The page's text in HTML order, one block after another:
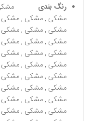
رنگ بندی
مشکی , مشکی ,
مشکی , مشکی ,
مشکی , مشکی ,
مشکی , مشکی ,
مشکی , مشکی ,
مشکی , مشکی ,
مشکی , مشکی ,
مشکی , مشکی ,
مشکی , مشکی ,